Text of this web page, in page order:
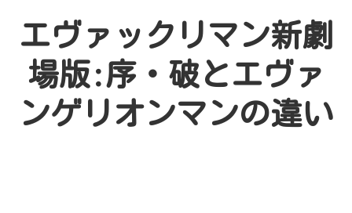
エヴァックリマン新劇
場版:序・破とエヴァ
ンゲリオンマンの違い